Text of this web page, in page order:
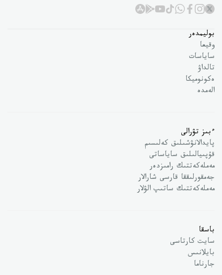
بوليمدەر
وقيعا
ساياسات
تالداۋ
ەكونوميكا
الەمدە
ءبىز تۋرالى
پايدالانۋشىلىق كەلىسىم
قۇپىيالىلىق ساياساتى
مەملەكەتتىك رامىزدەر
جەمقورلىققا قارسى شارالار
مەملەكەتتىك ساتىپ الۋلار
باسقا
سايت كارتاسى
بايلانىس
جارناما